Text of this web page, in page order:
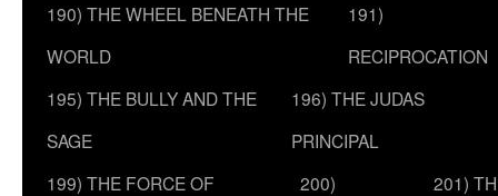
190) THE WHEEL BENEATH THE
WORLD
191)
RECIPROCATION
195) THE BULLY AND THE
SAGE
196) THE JUDAS
PRINCIPAL
199) THE FORCE OF
200)
201)